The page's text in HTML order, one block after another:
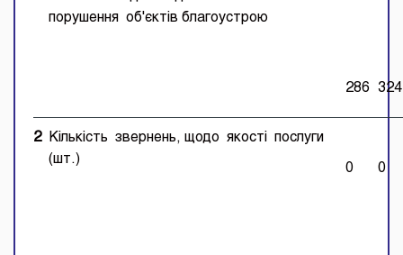
порушення об'єктів благоустрою
286 324
2
Кількість звернень, щодо якості послуги
(шт.)
0 0